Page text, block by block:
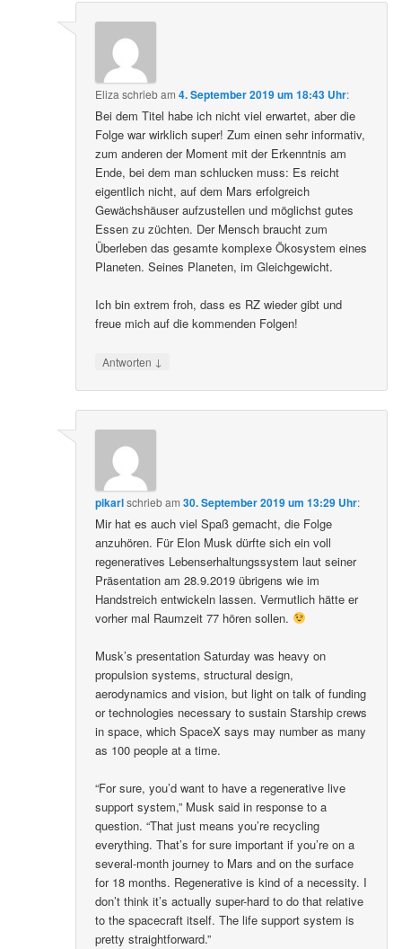
Eliza schriebam4. September 2019 um 18:43 Uhr:
Bei dem Titel habe ich nicht viel erwartet, aber die
Folge war wirklich super! Zum einen sehr informativ,
zum anderen der Moment mit der Erkenntnis am
Ende, bei dem man schlucken muss: Es reicht
eigentlich nicht, auf dem Mars erfolgreich
Gewächshäuser aufzustellen und möglichst gutes
Essen zu züchten. Der Mensch braucht zum
Überleben das gesamte komplexe Ökosystem eines
Planeten. Seines Planeten, im Gleichgewicht.
Ich bin extrem froh, dass es RZ wieder gibt und
freue mich auf die kommenden Folgen!
Antworten ↓
pikarlschriebam30. September 2019 um 13:29 Uhr:
Mir hat es auch viel Spaß gemacht, die Folge
anzuhören. Für Elon Musk dürfte sich ein voll
regeneratives Lebenserhaltungssystem laut seiner
Präsentation am 28.9.2019 übrigens wie im
Handstreich entwickeln lassen. Vermutlich hätte er
vorher mal Raumzeit 77 hören sollen.
Musk’s presentation Saturday was heavy on
propulsion systems, structural design,
aerodynamics and vision, but light on talk of funding
or technologies necessary to sustain Starship crews
in space, which SpaceX says may number as many
as 100 people at a time.
“For sure, you’d want to have a regenerative live
support system,” Musk said in response to a
question. “That just means you’re recycling
everything. That’s for sure important if you’re on a
several-month journey to Mars and on the surface
for 18 months. Regenerative is kind of a necessity. I
don’t think it’s actually super-hard to do that relative
to the spacecraft itself. The life support system is
pretty straightforward.”